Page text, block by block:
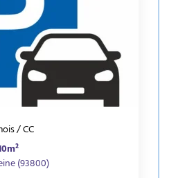
/ CC
(93800)